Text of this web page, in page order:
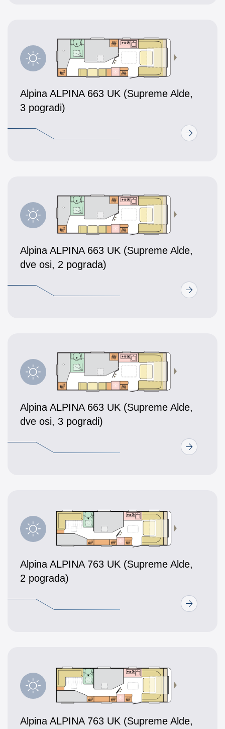
Alpina ALPINA 663 UK (Supreme Alde,
3 pogradi)
Alpina ALPINA 663 UK (Supreme Alde,
dve osi, 2 pograda)
Alpina ALPINA 663 UK (Supreme Alde,
dve osi, 3 pogradi)
Alpina ALPINA 763 UK (Supreme Alde,
2 pograda)
Alpina ALPINA 763 UK (Supreme Alde,